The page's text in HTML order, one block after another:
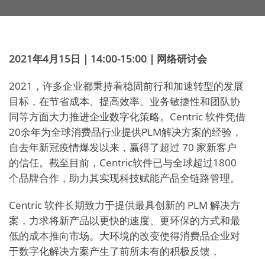
2021年4月15日 | 14:00-15:00 | 网络研讨会
2021，许多企业都秉持着稳固前行和加速转型的发展
目标，在节省成本、提高效率、业务敏捷性和团队协
同等方面大力推进企业数字化策略。Centric 软件凭借
20余年为全球消费品行业提供PLM解决方案的经验，
自去年新冠疫情爆发以来，赢得了超过 70 家新客户
的信任。截至目前，Centric软件已与全球超过1800
个品牌合作，助力其实现科技赋能产品全链路管理。
Centric 软件长期致力于提供最具创新的 PLM 解决方
案，力求将新产品以更快的速度、更环保的方式和最
低的成本推向市场。大环境的改变使得消费品企业对
于数字化解决方案产生了前所未有的积极反馈，